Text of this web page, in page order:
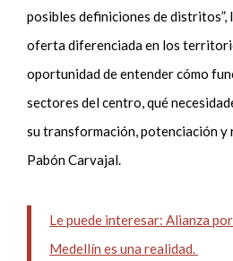
posibles definiciones de distritos”,
oferta diferenciada en los
oportunidad de entender cómo
sectores del centro, qué
su transformación, potenciación y
Pabón Carvajal.
Le puede interesar: Alianza
Medellín es una realidad.